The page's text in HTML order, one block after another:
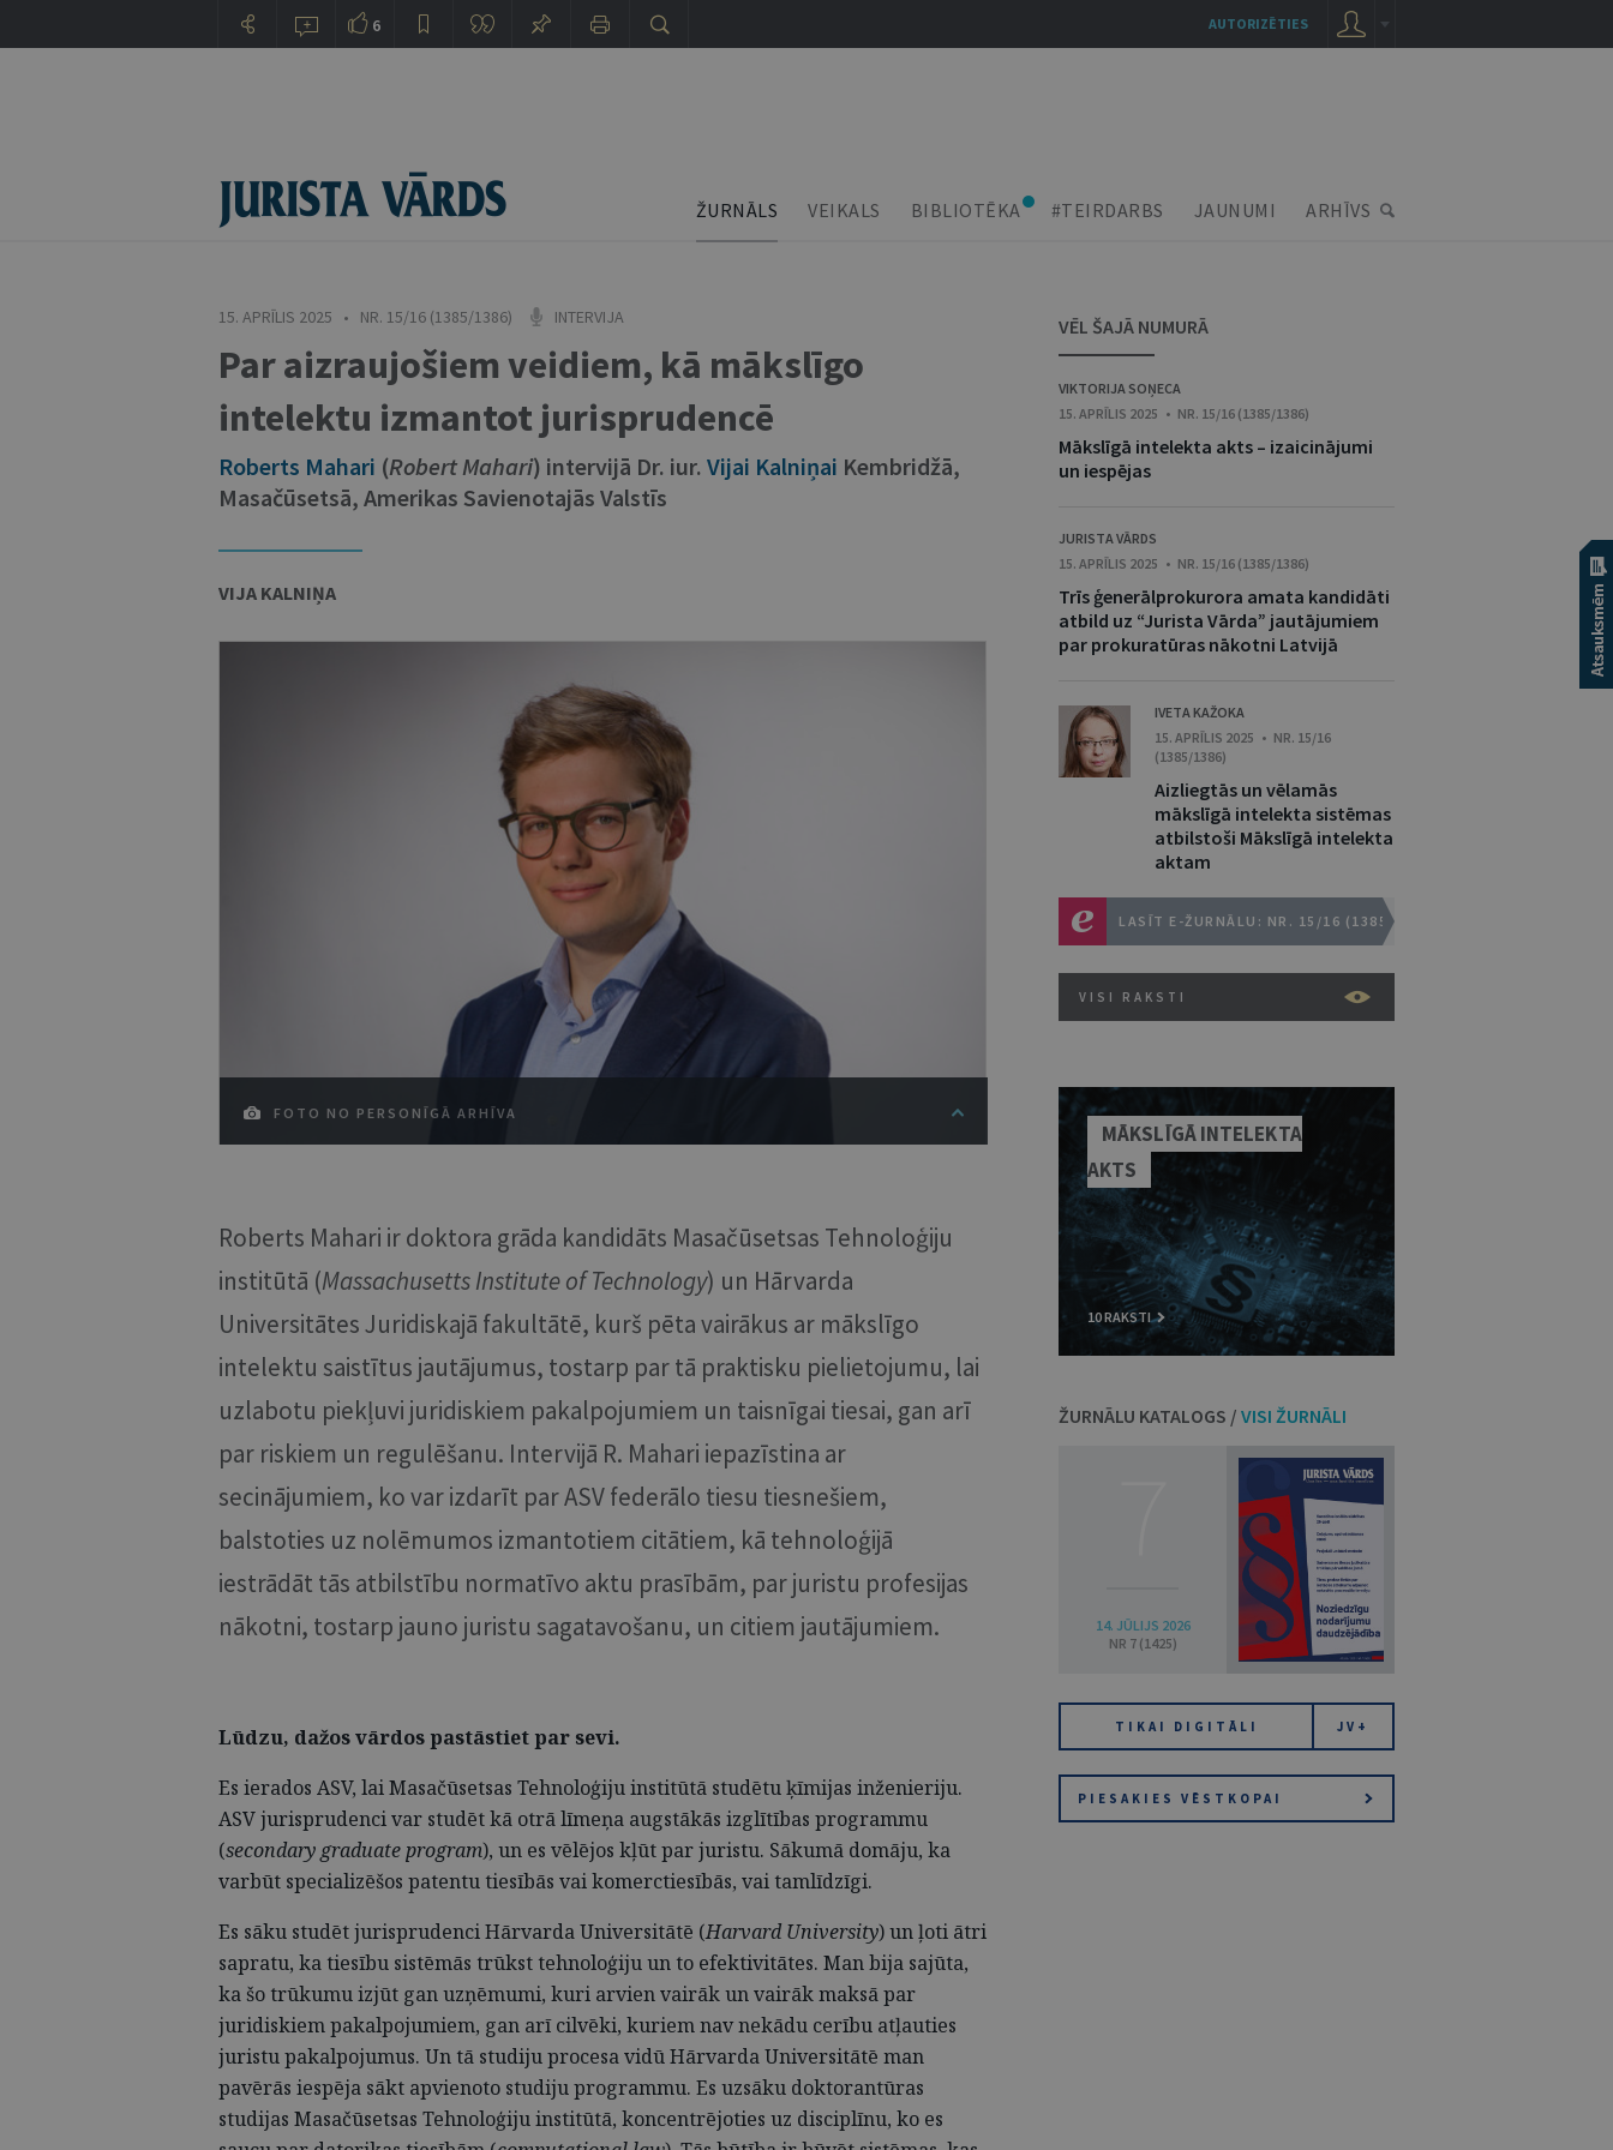
ŽURNĀLS VEIKALS BIBLIOTĒKA #TEIRDARBS JAUNUMI ARHĪVS
15. APRĪLIS 2025 • NR. 15/16 (1385/1386) INTERVIJA
Par aizraujošiem veidiem, kā mākslīgo
intelektu izmantot jurisprudencē
Roberts Mahari (Robert Mahari) intervijā Dr. iur. Vijai Kalniņai Kembridžā,
Masačūsetsā, Amerikas Savienotajās Valstīs
VIJA KALNIŅA
FOTO NO PERSONĪGĀ ARHĪVA
Roberts Mahari ir doktora grāda kandidāts Masačūsetsas Tehnoloģiju
institūtā (Massachusetts Institute of Technology) un Hārvarda
Universitātes Juridiskajā fakultātē, kurš pēta vairākus ar mākslīgo
intelektu saistītus jautājumus, tostarp par tā praktisku pielietojumu, lai
uzlabotu piekļuvi juridiskiem pakalpojumiem un taisnīgai tiesai, gan arī
par riskiem un regulēšanu. Intervijā R. Mahari iepazīstina ar
secinājumiem, ko var izdarīt par ASV federālo tiesu tiesnešiem,
balstoties uz nolēmumos izmantotiem citātiem, kā tehnoloģijā
iestrādāt tās atbilstību normatīvo aktu prasībām, par juristu profesijas
nākotni, tostarp jauno juristu sagatavošanu, un citiem jautājumiem.
Lūdzu, dažos vārdos pastāstiet par sevi.
Es ierados ASV, lai Masačūsetsas Tehnoloģiju institūtā studētu ķīmijas inženieriju.
ASV jurisprudenci var studēt kā otrā līmeņa augstākās izglītības programmu
(secondary graduate program), un es vēlējos kļūt par juristu. Sākumā domāju, ka
varbūt specializēšos patentu tiesībās vai komerctiesībās, vai tamlīdzīgi.
Es sāku studēt jurisprudenci Hārvarda Universitātē (Harvard University) un ļoti ātri
sapratu, ka tiesību sistēmās trūkst tehnoloģiju un to efektivitātes. Man bija sajūta,
ka šo trūkumu izjūt gan uzņēmumi, kuri arvien vairāk un vairāk maksā par
juridiskiem pakalpojumiem, gan arī cilvēki, kuriem nav nekādu cerību atļauties
juristu pakalpojumus. Un tā studiju procesa vidū Hārvarda Universitātē man
pavērās iespēja sākt apvienoto studiju programmu. Es uzsāku doktorantūras
studijas Masačūsetsas Tehnoloģiju institūtā, koncentrējoties uz disciplīnu, ko es
VĒL ŠAJĀ NUMURĀ
VIKTORIJA SOŅECA
15. APRĪLIS 2025 • NR. 15/16 (1385/1386)
Mākslīgā intelekta akts – izaicinājumi
un iespējas
JURISTA VĀRDS
15. APRĪLIS 2025 • NR. 15/16 (1385/1386)
Trīs ģenerālprokurora amata kandidāti
atbild uz “Jurista Vārda” jautājumiem
par prokuratūras nākotni Latvijā
IVETA KAŽOKA
15. APRĪLIS 2025 • NR. 15/16
(1385/1386)
Aizliegtās un vēlamās
mākslīgā intelekta sistēmas
atbilstoši Mākslīgā intelekta
aktam
LASĪT E-ŽURNĀLU: NR. 15/16 (1385/1386)
VISI RAKSTI
MĀKSLĪGĀ INTELEKTA
AKTS
10 RAKSTI
ŽURNĀLU KATALOGS / VISI ŽURNĀLI
14. JŪLIJS 2026
NR 7 (1425)
TIKAI DIGITĀLI JV+
PIESAKIES VĒSTKOPAI
6 AUTORIZĒTIES